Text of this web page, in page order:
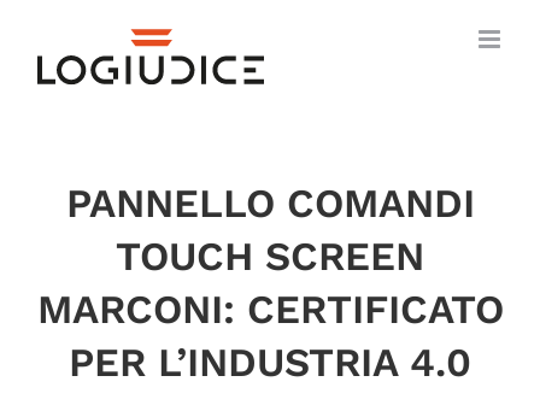
contenuto
PANNELLO COMANDI
TOUCH SCREEN
MARCONI: CERTIFICATO
PER L’INDUSTRIA 4.0